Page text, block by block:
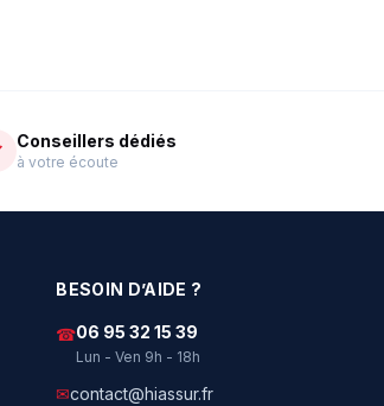
Conseillers dédiés
à votre écoute
BESOIN D’AIDE ?
☎06 95 32 15 39
Lun - Ven 9h - 18h
✉contact@hiassur.fr